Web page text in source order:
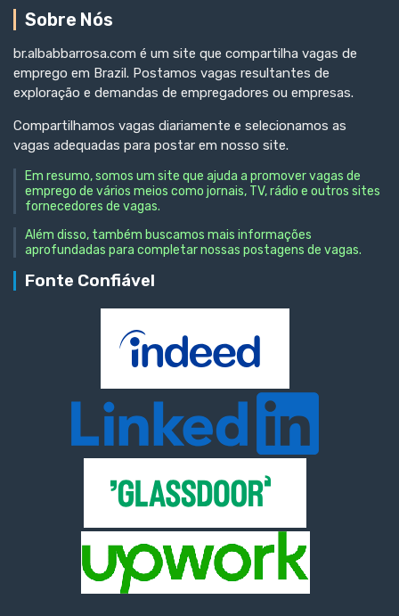
Sobre Nós
br.albabbarrosa.com é um site que compartilha vagas de
emprego em Brazil. Postamos vagas resultantes de
exploração e demandas de empregadores ou empresas.
Compartilhamos vagas diariamente e selecionamos as
vagas adequadas para postar em nosso site.
Em resumo, somos um site que ajuda a promover vagas de
emprego de vários meios como jornais, TV, rádio e outros sites
fornecedores de vagas.
Além disso, também buscamos mais informações
aprofundadas para completar nossas postagens de vagas.
Fonte Confiável